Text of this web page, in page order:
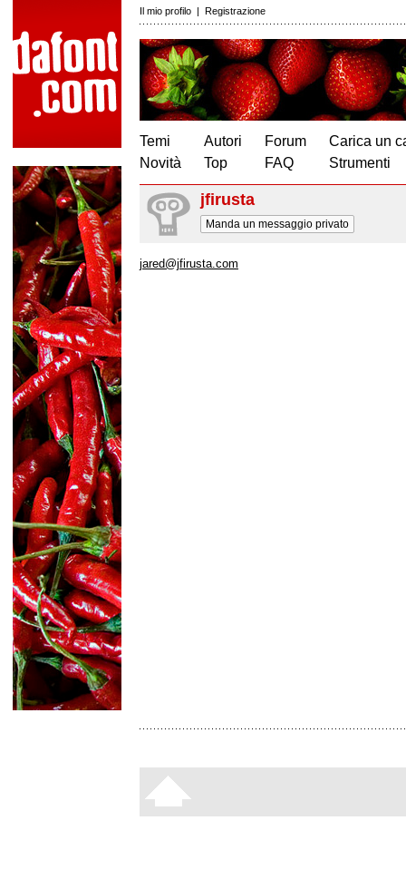
Il mio profilo | Registrazione
Temi
Novità
Autori
Top
Forum
FAQ
Carica un
Strumenti
jfirusta
Manda un messaggio privato
jared@jfirusta.com